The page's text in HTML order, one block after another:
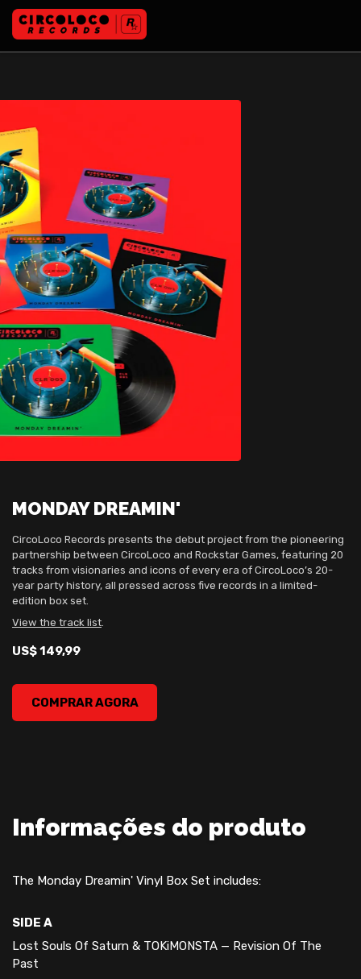
MONDAY DREAMIN'
CircoLoco Records presents the debut project from the pioneering
partnership between CircoLoco and Rockstar Games, featuring 20
tracks from visionaries and icons of every era of CircoLoco’s 20-
year party history, all pressed across five records in a limited-
edition box set.
View the track list
US$ 149,99
COMPRAR AGORA
MONDAY DREAMIN', , US$ 149,99
Informações do produto
The Monday Dreamin' Vinyl Box Set includes:
SIDE A
Lost Souls Of Saturn & TOKiMONSTA — Revision Of The
Past